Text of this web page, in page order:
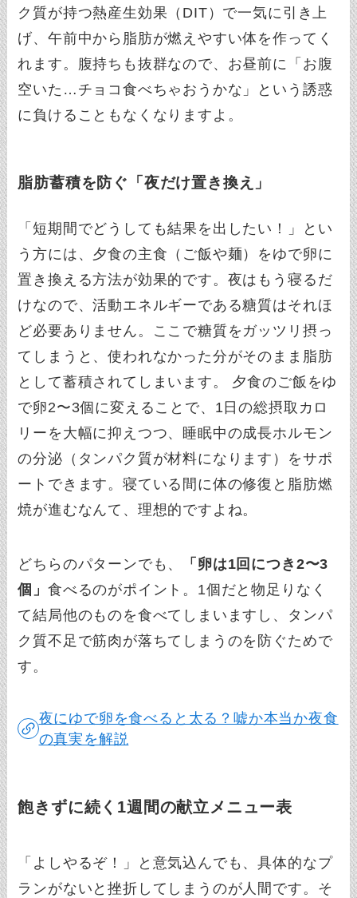
ク質が持つ熱産生効果（DIT）で一気に引き上
げ、午前中から脂肪が燃えやすい体を作ってく
れます。腹持ちも抜群なので、お昼前に「お腹
空いた…チョコ食べちゃおうかな」という誘惑
に負けることもなくなりますよ。
脂肪蓄積を防ぐ「夜だけ置き換え」
「短期間でどうしても結果を出したい！」とい
う方には、夕食の主食（ご飯や麺）をゆで卵に
置き換える方法が効果的です。夜はもう寝るだ
けなので、活動エネルギーである糖質はそれほ
ど必要ありません。ここで糖質をガッツリ摂っ
てしまうと、使われなかった分がそのまま脂肪
として蓄積されてしまいます。 夕食のご飯をゆ
で卵2〜3個に変えることで、1日の総摂取カロ
リーを大幅に抑えつつ、睡眠中の成長ホルモン
の分泌（タンパク質が材料になります）をサポ
ートできます。寝ている間に体の修復と脂肪燃
焼が進むなんて、理想的ですよね。
どちらのパターンでも、
「卵は1回につき2〜3
個」食べるのがポイント。1個だと物足りなく
て結局他のものを食べてしまいますし、タンパ
ク質不足で筋肉が落ちてしまうのを防ぐためで
す。
夜にゆで卵を食べると太る？嘘か本当か夜食
の真実を解説
飽きずに続く1週間の献立メニュー表
「よしやるぞ！」と意気込んでも、具体的なプ
ランがないと挫折してしまうのが人間です。そ